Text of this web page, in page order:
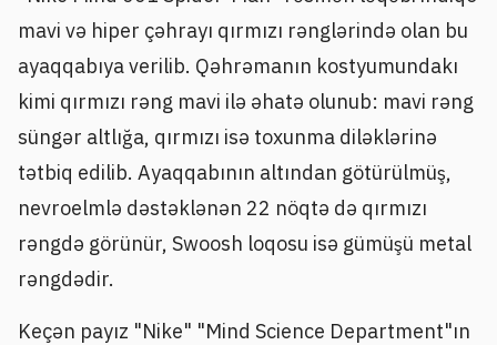
mavi və hiper çəhrayı qırmızı rənglərində olan bu
ayaqqabıya verilib. Qəhrəmanın kostyumundakı
kimi qırmızı rəng mavi ilə əhatə olunub: mavi rəng
süngər altlığa, qırmızı isə toxunma diləklərinə
tətbiq edilib. Ayaqqabının altından götürülmüş,
nevroelmlə dəstəklənən 22 nöqtə də qırmızı
rəngdə görünür, Swoosh loqosu isə gümüşü metal
rəngdədir.
Keçən payız "Nike" "Mind Science Department"ın